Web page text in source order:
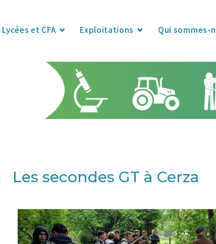
Lycées et CFA Exploitations Qui sommes-
Les secondes GT à Cerza